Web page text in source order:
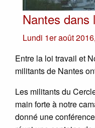
Nantes dans
Lundi 1er août 2016,
Entre la loi travail et
militants de Nantes
Les militants du
main forte à notre
donné une